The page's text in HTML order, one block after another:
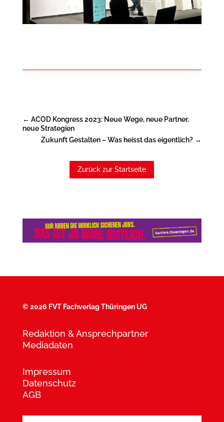
← ACOD Kongress 2023: Neue Wege, neue Partner,
neue Strategien
Zukunft Gestalten – Was heisst das eigentlich? →
Zurück zur Startseite
©2026 FVT Fachverlag Thüringen UG
Redaktion & Ansprechpartner
Mediadaten
Impressum
Datenschutz
AGB